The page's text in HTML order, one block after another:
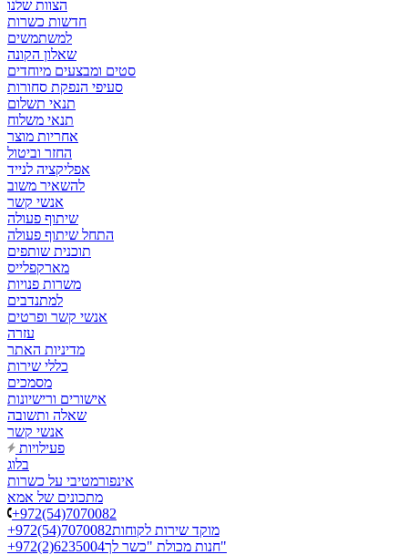
הצוות שלנו
חדשות כשרות
למשתמשים
שאלון הקונה
סטים ומבצעים מיוחדים
סעיפי הנפקת סחורות
תנאי תשלום
תנאי משלוח
אחריות מוצר
החזר וביטול
אפליקציה לנייד
להשאיר משוב
אנשי קשר
שיתוף פעולה
התחל שיתוף פעולה
תוכנית שותפים
מארקפלייס
משרות פנויות
למתנדבים
אנשי קשר ופרטים
עזרה
מדיניות האתר
כללי שירות
מסמכים
אישורים ורישיונות
שאלה ותשובה
אנשי קשר
פעילויות
בלוג
אינפורמטיבי על כשרות
מתכונים של אמא
+972(54)7070082
+972(54)7070082מוקד שירות לקוחות
+972(2)6235004
חנות מכולת "כשר לך"